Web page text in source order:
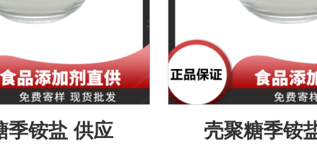
季铵盐 供应 壳聚糖季铵